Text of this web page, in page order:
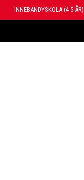
INNEBANDYSKOLA (4-5 ÅR)